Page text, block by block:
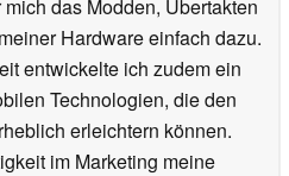
das Modden, Übertakten
Hardware einfach dazu.
entwickelte ich zudem ein
Technologien, die den
erleichtern können.
im Marketing meine